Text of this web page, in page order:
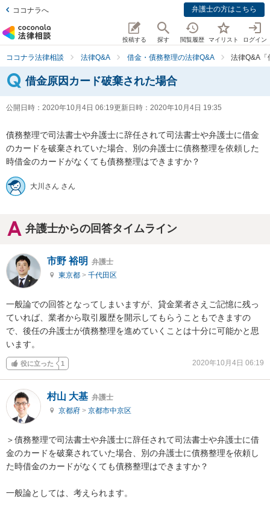
ココナラへ 弁護士の方はこちら
投稿する 探す 閲覧履歴 マイリスト ログイン
ココナラ法律相談 法律Q&A 借金・債務整理の法律Q&A 法律Q&A「
借金原因カード破棄された場合
公開日時： 2020年10月4日 06:19更新日時： 2020年10月4日 19:35
債務整理で司法書士や弁護士に辞任されて司法書士や弁護士に借金
のカードを破棄されていた場合、別の弁護士に債務整理を依頼した
時借金のカードがなくても債務整理はできますか？
大川さん さん
弁護士からの回答タイムライン
市野 裕明 弁護士
東京都 > 千代田区
一般論での回答となってしまいますが、貸金業者さえご記憶に残っ
ていれば、業者から取引履歴を開示してもらうこともできますの
で、後任の弁護士が債務整理を進めていくことは十分に可能かと思
います。
役に立った 1 2020年10月4日 06:19
村山 大基 弁護士
京都府 > 京都市中京区
＞債務整理で司法書士や弁護士に辞任されて司法書士や弁護士に借
金のカードを破棄されていた場合、別の弁護士に債務整理を依頼し
た時借金のカードがなくても債務整理はできますか？
一般論としては、考えられます。